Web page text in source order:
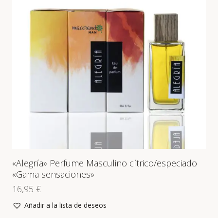
«Alegría» Perfume Masculino cítrico/especiado
«Gama sensaciones»
16,95 €
Añadir a la lista de deseos